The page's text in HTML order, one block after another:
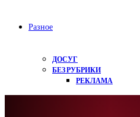
Разное
ДОСУГ
БЕЗ РУБРИКИ
РЕКЛАМА